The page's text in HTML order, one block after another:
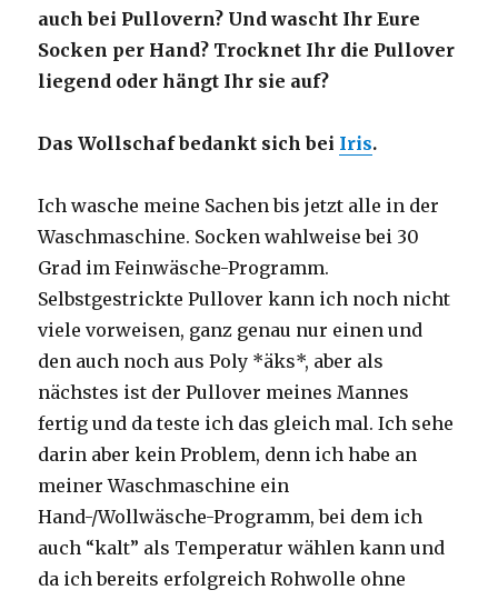
auch bei Pullovern? Und wascht Ihr Eure
Socken per Hand? Trocknet Ihr die Pullover
liegend oder hängt Ihr sie auf?
Das Wollschaf bedankt sich bei Iris.
Ich wasche meine Sachen bis jetzt alle in der
Waschmaschine. Socken wahlweise bei 30
Grad im Feinwäsche-Programm.
Selbstgestrickte Pullover kann ich noch nicht
viele vorweisen, ganz genau nur einen und
den auch noch aus Poly *äks*, aber als
nächstes ist der Pullover meines Mannes
fertig und da teste ich das gleich mal. Ich sehe
darin aber kein Problem, denn ich habe an
meiner Waschmaschine ein
Hand-/Wollwäsche-Programm, bei dem ich
auch “kalt” als Temperatur wählen kann und
da ich bereits erfolgreich Rohwolle ohne